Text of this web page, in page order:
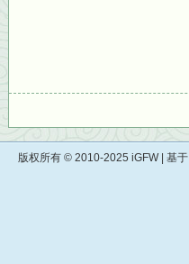
版权所有 © 2010-2025 iGFW | 基于